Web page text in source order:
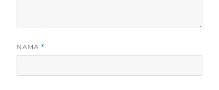
NAMA *